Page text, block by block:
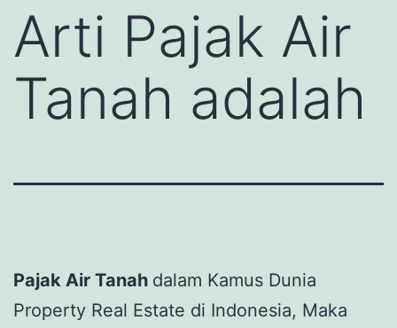
Arti Pajak Air
Tanah adalah
Pajak Air Tanah dalam Kamus Dunia
Property Real Estate di Indonesia, Maka